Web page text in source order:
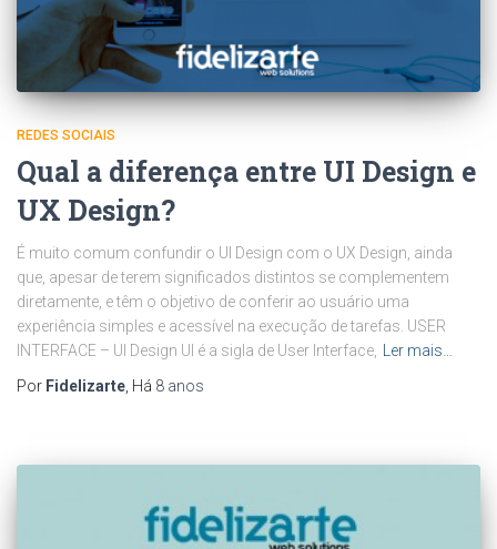
REDES SOCIAIS
Qual a diferença entre UI Design e
UX Design?
É muito comum confundir o UI Design com o UX Design, ainda
que, apesar de terem significados distintos se complementem
diretamente, e têm o objetivo de conferir ao usuário uma
experiência simples e acessível na execução de tarefas. USER
INTERFACE – UI Design UI é a sigla de User Interface,
Ler mais…
Por Fidelizarte , Há 8 anos